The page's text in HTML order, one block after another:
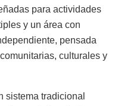
para actividades
y un área con
pensada
culturales y
sistema tradicional